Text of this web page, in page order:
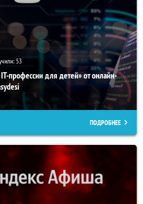
53
профессии для детей» от онлайн-
ПОДРОБНЕЕ